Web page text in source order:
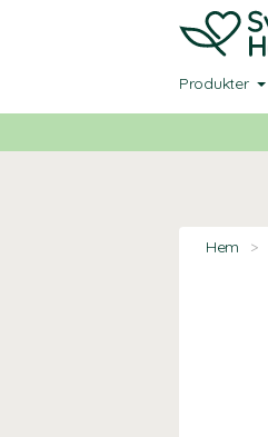
Produkter
Hem >